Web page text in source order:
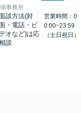
事務所
談方法(対
・電話・ビ
オなど)は応
談
営業時間：0
0:00~23:59
（土日祝日）